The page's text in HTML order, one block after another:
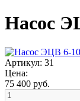
Насос
Артикул: 31
Цена:
75 400 руб.